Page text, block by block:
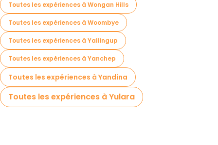
Toutes les expériences à Wongan Hills
Toutes les expériences à Woombye
Toutes les expériences à Yallingup
Toutes les expériences à Yanchep
Toutes les expériences à Yandina
Toutes les expériences à Yulara